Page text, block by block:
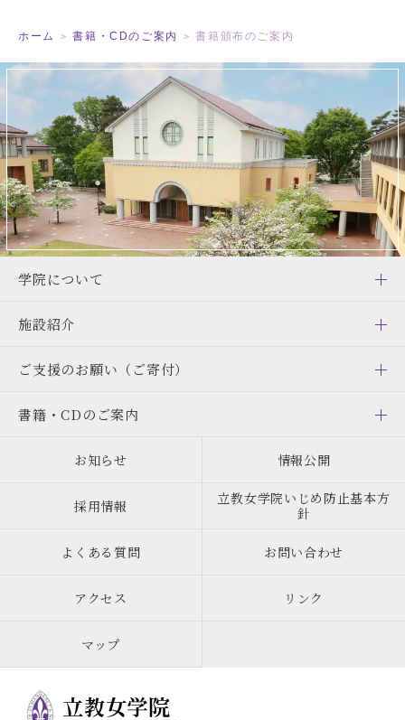
ホーム 書籍・CDのご案内 書籍頒布のご案内
学院について
施設紹介
ご支援のお願い （ご寄付）
書籍・CDのご案内
お知らせ 情報公開
採用情報
立教女学院いじめ防止基本方
針
よくある質問 お問い合わせ
アクセス リンク
マップ